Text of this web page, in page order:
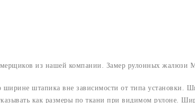
из нашей компании. Замер рулонных жалюзи
штапика вне зависимости от типа установки.
как размеры по ткани при видимом рулоне.